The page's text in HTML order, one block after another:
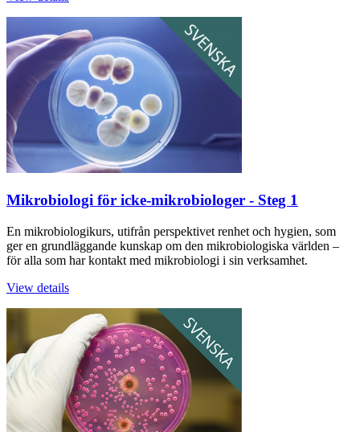
Mikrobiologi för icke-mikrobiologer - Steg 1
En mikrobiologikurs, utifrån perspektivet renhet och hygien, som
ger en grundläggande kunskap om den mikrobiologiska världen –
för alla som har kontakt med mikrobiologi i sin verksamhet.
View details